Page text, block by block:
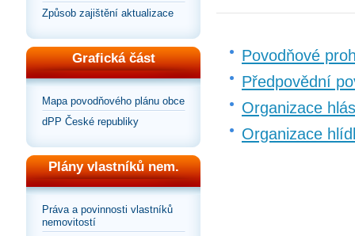
Způsob zajištění aktualizace
Grafická část
Mapa povodňového plánu obce
dPP České republiky
Plány vlastníků nem.
Práva a povinnosti vlastníků
nemovitostí
Povodňové
Předpovědní
Organizace
Organizace